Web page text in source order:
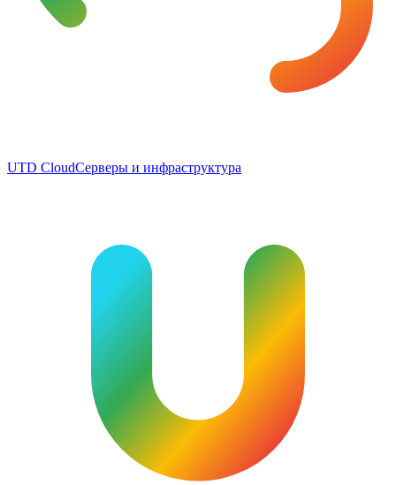
UTD CloudСерверы и инфраструктура